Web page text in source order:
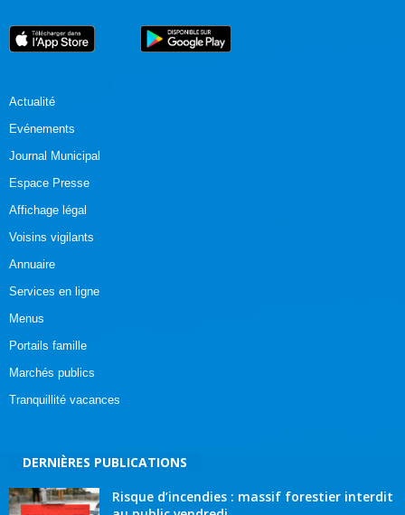
Actualité
Evénements
Journal Municipal
Espace Presse
Affichage légal
Voisins vigilants
Annuaire
Services en ligne
Menus
Portails famille
Marchés publics
Tranquillité vacances
DERNIÈRES PUBLICATIONS
Risque d’incendies : massif forestier interdit